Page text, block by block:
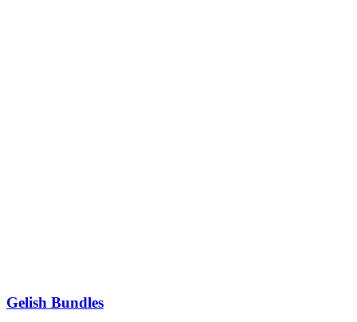
Gelish Bundles